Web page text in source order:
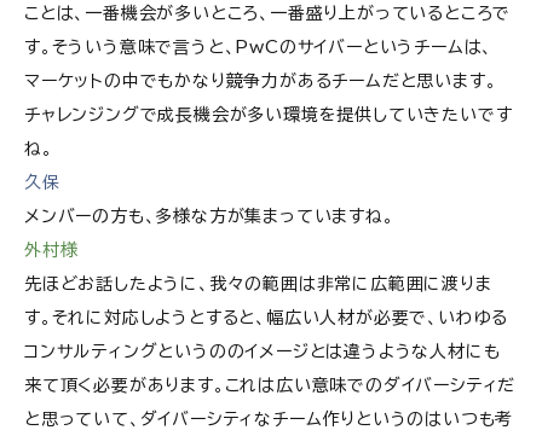
ことは、一番機会が多いところ、一番盛り上がっているところで
す。そういう意味で言うと、PwCのサイバーというチームは、
マーケットの中でもかなり競争力があるチームだと思います。
チャレンジングで成長機会が多い環境を提供していきたいです
ね。
久保
メンバーの方も、多様な方が集まっていますね。
外村様
先ほどお話したように、我々の範囲は非常に広範囲に渡りま
す。それに対応しようとすると、幅広い人材が必要で、いわゆる
コンサルティングというののイメージとは違うような人材にも
来て頂く必要があります。これは広い意味でのダイバーシティだ
と思っていて、ダイバーシティなチーム作りというのはいつも考